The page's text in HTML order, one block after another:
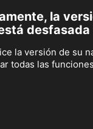
la
desfasada
la versión de su
todas las